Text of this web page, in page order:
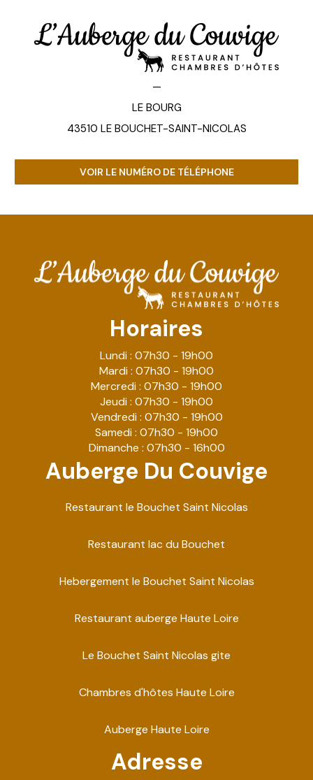
—
LE BOURG
43510 LE BOUCHET-SAINT-NICOLAS
VOIR LE NUMÉRO DE TÉLÉPHONE
Horaires
Lundi : 07h30 - 19h00
Mardi : 07h30 - 19h00
Mercredi : 07h30 - 19h00
Jeudi : 07h30 - 19h00
Vendredi : 07h30 - 19h00
Samedi : 07h30 - 19h00
Dimanche : 07h30 - 16h00
Auberge Du Couvige
Restaurant le Bouchet Saint Nicolas
Restaurant lac du Bouchet
Hebergement le Bouchet Saint Nicolas
Restaurant auberge Haute Loire
Le Bouchet Saint Nicolas gite
Chambres d'hôtes Haute Loire
Auberge Haute Loire
Adresse